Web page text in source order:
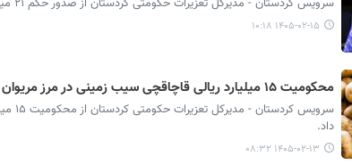
سرویس کردستان - مدیرکل تعزیرات حکومتی کردستان از صدور حکم ۲۱ میلیارد ریالی برای یک قاچاقچی کالا در شهرستان مریوان خبر داد.
۱۴۰۵-۰۲-۱۵ ۱۰:۱۸
محکومیت ۱۵ میلیارد ریالی قاچاقچی سیب زمینی در مرز مریوان
داد.
۱۴۰۵-۰۲-۱۳ ۰۸:۳۲